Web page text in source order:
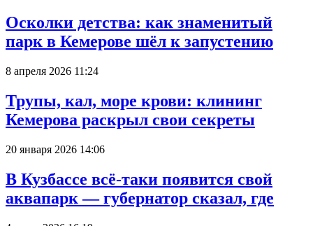
Осколки детства: как знаменитый
парк в Кемерове шёл к запустению
8 апреля 2026 11:24
Трупы, кал, море крови: клининг
Кемерова раскрыл свои секреты
20 января 2026 14:06
В Кузбассе всё-таки появится свой
аквапарк — губернатор сказал, где